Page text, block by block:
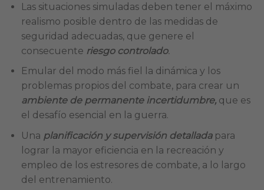
Las situaciones simuladas deben tener el máximo
realismo posible dentro de las medidas de
seguridad adecuadas, que genere el
consecuente riesgo controlado.
Emular del modo más fiel la dinámica y los
problemas propios del combate, para crear un
ambiente de permanente incertidumbre,que es
el desafío esencial en la guerra.
Una planificación y supervisión detalladapara
lograr la mayor eficiencia en la recreación y
empleo de los estresores de combate, a lo largo
del entrenamiento.